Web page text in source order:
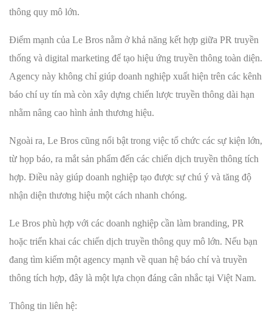
thông quy mô lớn.
Điểm mạnh của Le Bros nằm ở khả năng kết hợp giữa PR truyền
thống và digital marketing để tạo hiệu ứng truyền thông toàn diện.
Agency này không chỉ giúp doanh nghiệp xuất hiện trên các kênh
báo chí uy tín mà còn xây dựng chiến lược truyền thông dài hạn
nhằm nâng cao hình ảnh thương hiệu.
Ngoài ra, Le Bros cũng nổi bật trong việc tổ chức các sự kiện lớn,
từ họp báo, ra mắt sản phẩm đến các chiến dịch truyền thông tích
hợp. Điều này giúp doanh nghiệp tạo được sự chú ý và tăng độ
nhận diện thương hiệu một cách nhanh chóng.
Le Bros phù hợp với các doanh nghiệp cần làm branding, PR
hoặc triển khai các chiến dịch truyền thông quy mô lớn. Nếu bạn
đang tìm kiếm một agency mạnh về quan hệ báo chí và truyền
thông tích hợp, đây là một lựa chọn đáng cân nhắc tại Việt Nam.
Thông tin liên hệ: